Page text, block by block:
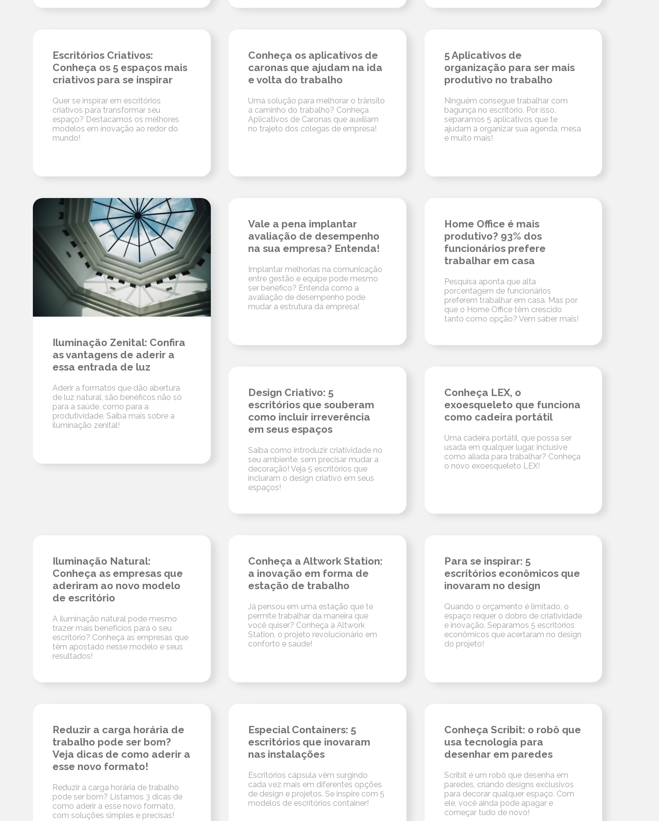
Escritórios Criativos:
Conheça os 5 espaços mais
criativos para se inspirar
Quer se inspirar em escritórios
criativos para transformar seu
espaço? Destacamos os melhores
modelos em inovação ao redor do
mundo!
Conheça os aplicativos de
caronas que ajudam na ida
e volta do trabalho
Uma solução para melhorar o trânsito
a caminho do trabalho? Conheça
Aplicativos de Caronas que auxiliam
no trajeto dos colegas de empresa!
5 Aplicativos de
organização para ser mais
produtivo no trabalho
Ninguém consegue trabalhar com
bagunça no escritório. Por isso,
separamos 5 aplicativos que te
ajudam a organizar sua agenda, mesa
e muito mais!
Iluminação Zenital: Confira
as vantagens de aderir a
essa entrada de luz
Aderir a formatos que dão abertura
de luz natural, são benéficos não só
para a saúde, como para a
produtividade. Saiba mais sobre a
iluminação zenital!
Vale a pena implantar
avaliação de desempenho
na sua empresa? Entenda!
Implantar melhorias na comunicação
entre gestão e equipe pode mesmo
ser benéfico? Entenda como a
avaliação de desempenho pode
mudar a estrutura da empresa!
Home Office é mais
produtivo? 93% dos
funcionários prefere
trabalhar em casa
Pesquisa aponta que alta
porcentagem de funcionários
preferem trabalhar em casa. Mas por
que o Home Office têm crescido
tanto como opção? Vem saber mais!
Design Criativo: 5
escritórios que souberam
como incluir irreverência
em seus espaços
Saiba como introduzir criatividade no
seu ambiente, sem precisar mudar a
decoração! Veja 5 escritórios que
incluíram o design criativo em seus
espaços!
Conheça LEX, o
exoesqueleto que funciona
como cadeira portátil
Uma cadeira portátil, que possa ser
usada em qualquer lugar, inclusive
como aliada para trabalhar? Conheça
o novo exoesqueleto LEX!
Iluminação Natural:
Conheça as empresas que
aderiram ao novo modelo
de escritório
A iluminação natural pode mesmo
trazer mais benefícios para o seu
escritório? Conheça as empresas que
têm apostado nesse modelo e seus
resultados!
Conheça a Altwork Station:
a inovação em forma de
estação de trabalho
Já pensou em uma estação que te
permite trabalhar da maneira que
você quiser? Conheça a Altwork
Station, o projeto revolucionário em
conforto e saúde!
Para se inspirar: 5
escritórios econômicos que
inovaram no design
Quando o orçamento é limitado, o
espaço requer o dobro de criatividade
e inovação. Separamos 5 escritórios
econômicos que acertaram no design
do projeto!
Reduzir a carga horária de
trabalho pode ser bom?
Veja dicas de como aderir a
esse novo formato!
Reduzir a carga horária de trabalho
pode ser bom? Listamos 3 dicas de
como aderir a esse novo formato,
com soluções simples e precisas!
Especial Containers: 5
escritórios que inovaram
nas instalações
Escritórios cápsula vêm surgindo
cada vez mais em diferentes opções
de design e projetos. Se inspire com 5
modelos de escritórios container!
Conheça Scribit: o robô que
usa tecnologia para
desenhar em paredes
Scribit é um robô que desenha em
paredes, criando designs exclusivos
para decorar qualquer espaço. Com
ele, você ainda pode apagar e
começar tudo de novo!